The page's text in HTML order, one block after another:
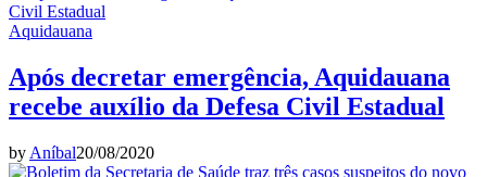
Aquidauana
Após decretar emergência, Aquidauana
recebe auxílio da Defesa Civil Estadual
by Aníbal20/08/2020